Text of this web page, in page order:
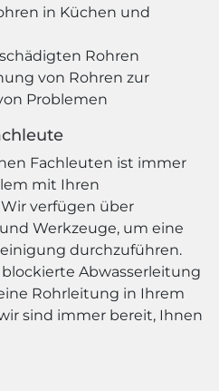
in Küchen und
Rohren
von Rohren zur
Problemen
Fachleuten ist immer
mit Ihren
verfügen über
Werkzeuge, um eine
durchzuführen.
Abwasserleitung
Rohrleitung in Ihrem
sind immer bereit, Ihnen